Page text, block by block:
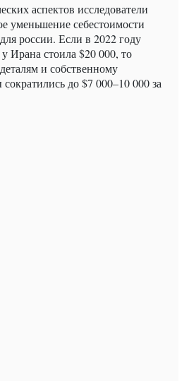
аспектов исследователи
уменьшение себестоимости
россии. Если в 2022 году
Ирана стоила $20 000, то
и собственному
до $7 000–10 000 за